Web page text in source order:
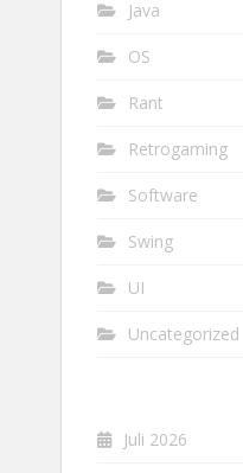
Java
OS
Rant
Retrogaming
Software
Swing
UI
Uncategorized
Juli 2026